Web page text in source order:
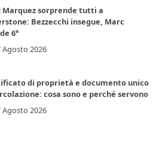
Marquez sorprende tutti a
Bezzecchi insegue, Marc
6°
Agosto 2026
di proprietà e documento unico
cosa sono e perché servono
Agosto 2026